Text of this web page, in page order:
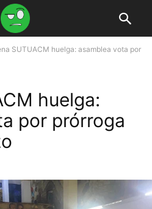
SUTUACM huelga: asamblea vota por
huelga:
por prórroga